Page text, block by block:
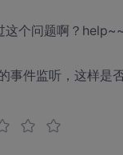
这个问题啊？help~~
事件监听，这样是